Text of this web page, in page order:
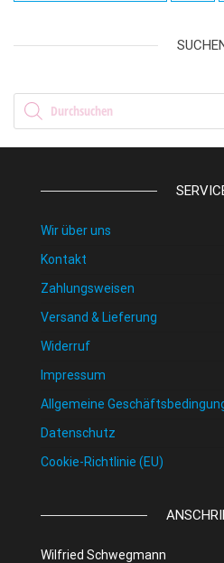
Products search
Wir über uns
Kontakt
Zahlungsweisen
Versand & Lieferung
Widerruf
Impressum
Allgemeine
Datenschutz
Cookie-Richtlinie (EU)
Wilfried Schwegmann